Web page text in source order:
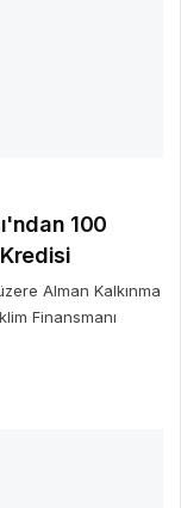
100
Alman Kalkınma
Finansmanı